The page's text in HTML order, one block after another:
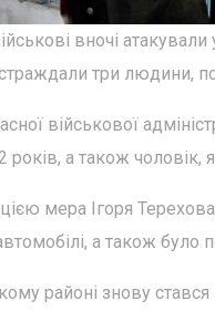
вночі
три людини,
військової
років, а також
мера Ігоря
а також було
районі знову